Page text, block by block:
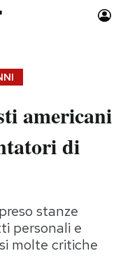
americani
di
stanze
personali e
molte critiche